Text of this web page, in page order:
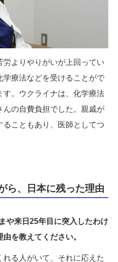
よりやりがいが上回ってい
学療法などを受けることがで
す。ウクライナは、化学療法
んの自費負担でした。親戚が
こともあり、医師としてつ
ら、日本に残った理由
や来日25年目に突入したわけ
を教えてください。
る人がいて、それに応えた